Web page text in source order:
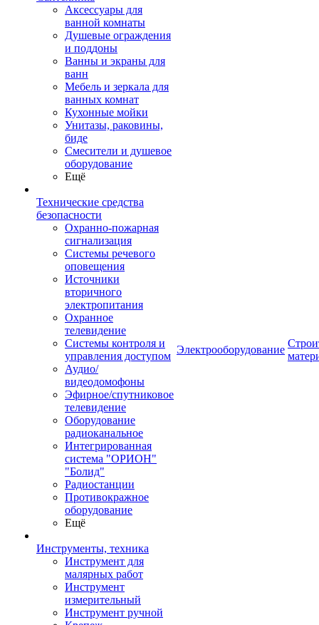
Аксессуары для
ванной комнаты
Душевые ограждения
и поддоны
Ванны и экраны для
ванн
Мебель и зеркала для
ванных комнат
Кухонные мойки
Унитазы, раковины,
биде
Смесители и душевое
оборудование
Ещё
Технические средства
безопасности
Охранно-пожарная
сигнализация
Системы речевого
оповещения
Источники
вторичного
электропитания
Охранное
телевидение
Системы контроля и
управления доступом
Аудио/
видеодомофоны
Эфирное/спутниковое
телевидение
Оборудование
радиоканальное
Интегрированная
система "ОРИОН"
"Болид"
Радиостанции
Противокражное
оборудование
Ещё
Инструменты, техника
Инструмент для
малярных работ
Инструмент
измерительный
Инструмент ручной
Электрооборудование